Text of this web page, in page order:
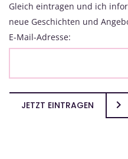
Gleich eintragen und ich
neue Geschichten und
E-Mail-Adresse:
JETZT EINTRAGEN